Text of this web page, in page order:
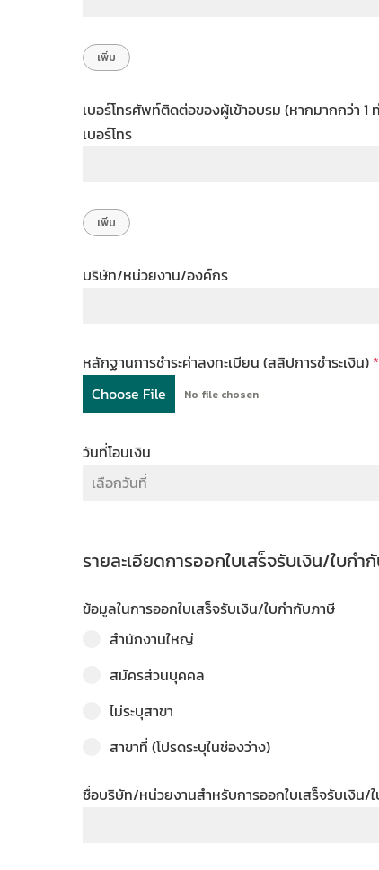
เบอร์โทรศัพท์ติดต่อของผู้เข้าอบรม (หากมากกว่า 1
เบอร์โทร
บริษัท/หน่วยงาน/องค์กร
หลักฐานการชำระค่าลงทะเบียน (สลิปการชำระเงิน) *
Choose File
No file chosen
วันที่โอนเงิน
รายละเอียดการออกใบเสร็จรับเงิน/ใบกำ
ข้อมูลในการออกใบเสร็จรับเงิน/ใบกำกับภาษี
สำนักงานใหญ่
สมัครส่วนบุคคล
ไม่ระบุสาขา
สาขาที่ (โปรดระบุในช่องว่าง)
ชื่อบริษัท/หน่วยงานสำหรับการออกใบเสร็จรับเงิ